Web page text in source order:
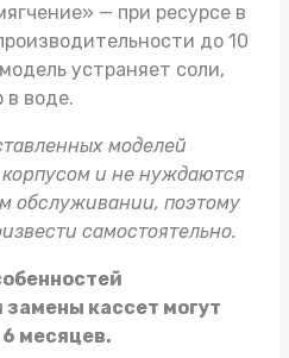
— при ресурсе в
до 10
устраняет соли,
в воде.
моделей
и не нуждаются
обслуживании, поэтому
самостоятельно.
кассет могут
месяцев.